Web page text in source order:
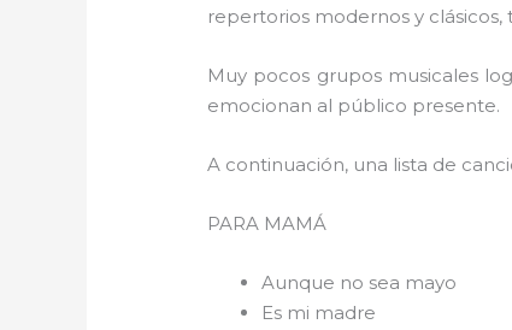
repertorios modernos y
Muy pocos grupos musicales
emocionan al público presente.
A continuación, una lista de
PARA
Aunque no sea mayo
Es mi madre